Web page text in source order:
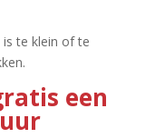
is te klein of te
een